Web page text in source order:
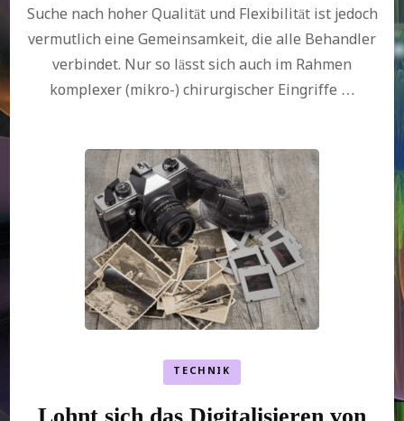
Suche nach hoher Qualität und Flexibilität ist jedoch
vermutlich eine Gemeinsamkeit, die alle Behandler
verbindet. Nur so lässt sich auch im Rahmen
komplexer (mikro-) chirurgischer Eingriffe …
TECHNIK
Lohnt sich das Digitalisieren von